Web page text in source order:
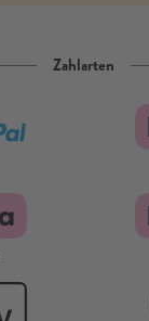
Zahlarten